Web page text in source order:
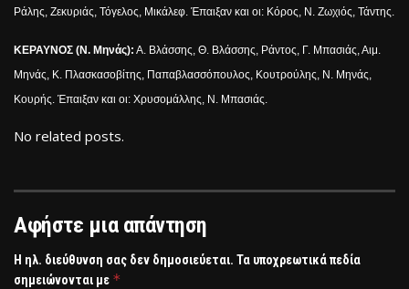
Ράλης, Ζεκυριάς, Τόγελος, Μικάλεφ. Έπαιξαν και οι: Κόρος, Ν. Ζωχιός, Τάντης.
ΚΕΡΑΥΝΟΣ (Ν. Μηνάς): Α. Βλάσσης, Θ. Βλάσσης, Ράντος, Γ. Μπασιάς, Αιμ.
Μηνάς, Κ. Πλασκασοβίτης, Παπαβλασσόπουλος, Κουτρούλης, Ν. Μηνάς,
Κουρής. Έπαιξαν και οι: Χρυσομάλλης, Ν. Μπασιάς.
No related posts.
Αφήστε μια απάντηση
Η ηλ. διεύθυνση σας δεν δημοσιεύεται. Τα υποχρεωτικά πεδία
σημειώνονται με *